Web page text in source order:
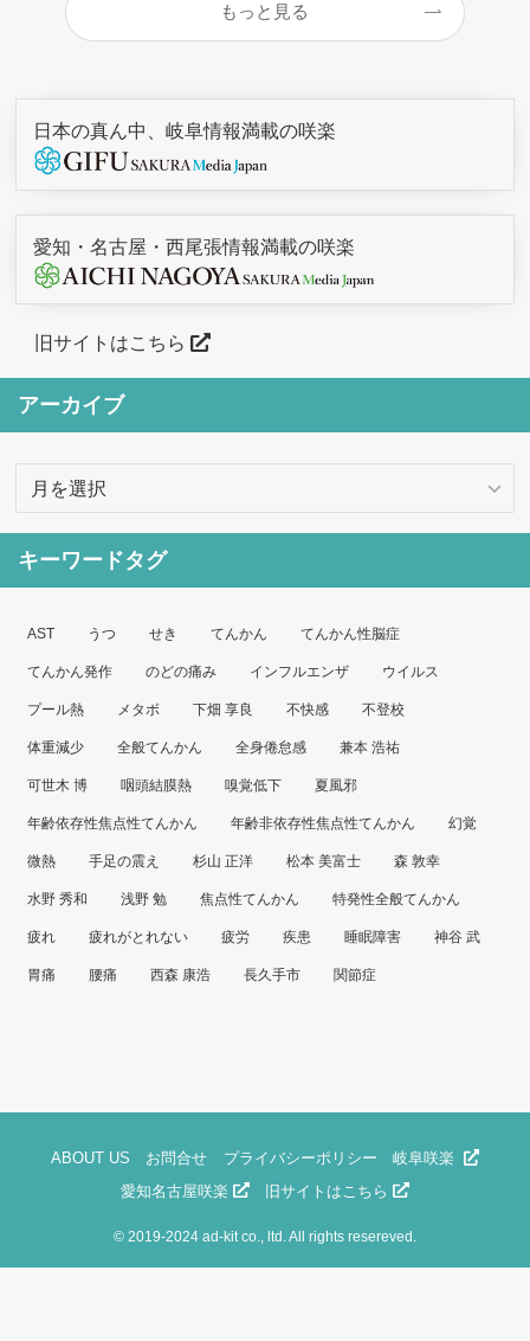
もっと見る
日本の真ん中、岐阜情報満載の咲楽
愛知・名古屋・西尾張情報満載の咲楽
旧サイトはこちら
アーカイブ
カ
イ
キーワードタグ
AST うつ せき てんかん てんかん性脳症
てんかん発作 のどの痛み インフルエンザ ウイルス
プール熱 メタボ 下畑 享良 不快感 不登校
体重減少 全般てんかん 全身倦怠感 兼本 浩祐
可世木 博 咽頭結膜熱 嗅覚低下 夏風邪
年齢依存性焦点性てんかん 年齢非依存性焦点性てんかん 幻覚
微熱 手足の震え 杉山 正洋 松本 美富士 森 敦幸
水野 秀和 浅野 勉 焦点性てんかん 特発性全般てんかん
疲れ 疲れがとれない 疲労 疾患 睡眠障害 神谷 武
胃痛 腰痛 西森 康浩 長久手市 関節症
ABOUT US お問合せ プライバシーポリシー
岐阜咲楽
愛知名古屋咲楽
旧サイトはこちら
© 2019-2024 ad-kit co., ltd. All rights resereved.